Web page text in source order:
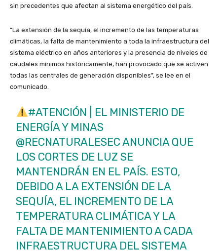
sin precedentes que afectan al sistema energético del país.
“La extensión de la sequía, el incremento de las temperaturas
climáticas, la falta de mantenimiento a toda la infraestructura del
sistema eléctrico en años anteriores y la presencia de niveles de
caudales mínimos históricamente, han provocado que se activen
todas las centrales de generación disponibles”, se lee en el
comunicado.
#ATENCIÓN | EL MINISTERIO DE
ENERGÍA Y MINAS
@RECNATURALESEC ANUNCIA QUE
LOS CORTES DE LUZ SE
MANTENDRÁN EN EL PAÍS. ESTO,
DEBIDO A LA EXTENSIÓN DE LA
SEQUÍA, EL INCREMENTO DE LA
TEMPERATURA CLIMÁTICA Y LA
FALTA DE MANTENIMIENTO A CADA
INFRAESTRUCTURA DEL SISTEMA